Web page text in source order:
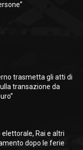
trasmetta gli atti di
transazione da
Rai e altri
dopo le ferie